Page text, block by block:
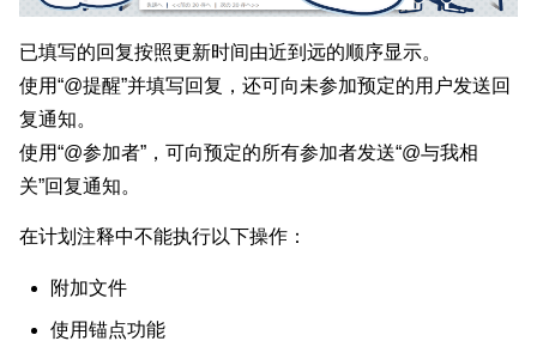
已填写的回复按照更新时间由近到远的顺序显示。
使用“@提醒”并填写回复，还可向未参加预定的用户发送回
复通知。
使用“@参加者”，可向预定的所有参加者发送“@与我相
关”回复通知。
在计划注释中不能执行以下操作：
附加文件
使用锚点功能